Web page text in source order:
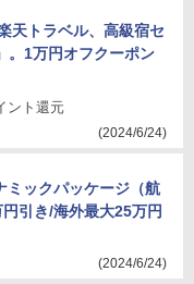
天トラベル、高級宿セ
。1万円オフクーポン
ント還元
(2024/6/24)
ミックパッケージ（航
引き/海外最大25万円
(2024/6/24)